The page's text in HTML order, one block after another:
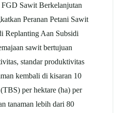
Sawit Berkelanjutan
Peranan Petani Sawit
Replanting Aan Subsidi
sawit bertujuan
standar produktivitas
kembali di kisaran 10
per hektare (ha) per
tanaman lebih dari 80